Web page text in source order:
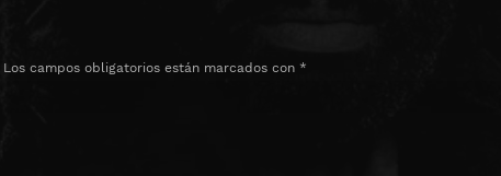
Los campos obligatorios están marcados con *